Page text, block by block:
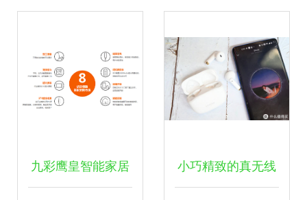
九彩鹰皇智能家居 小巧精致的真无线